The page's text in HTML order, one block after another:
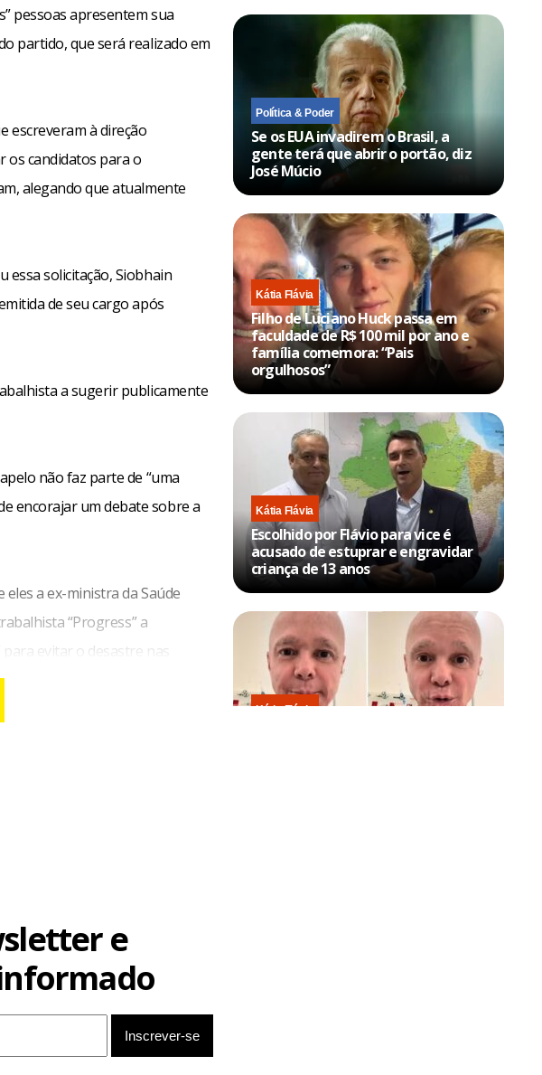
pessoas apresentem sua
partido, que será realizado em
escreveram à direção
os candidatos para o
alegando que atualmente
solicitação, Siobhain
de seu cargo após
a sugerir publicamente
não faz parte de “uma
encorajar um debate sobre a
a ex-ministra da Saúde
“Progress” a
evitar o desastre nas
os críticos que surgiram nos
Política & Poder
Se os EUA invadirem o Brasil, a
gente terá que abrir o portão, diz
José Múcio
Kátia Flávia
Filho de Luciano Huck passa em
faculdade de R$ 100 mil por ano e
família comemora: “Pais
orgulhosos”
Kátia Flávia
Escolhido por Flávio para vice é
acusado de estuprar e engravidar
criança de 13 anos
Kátia Flávia
e